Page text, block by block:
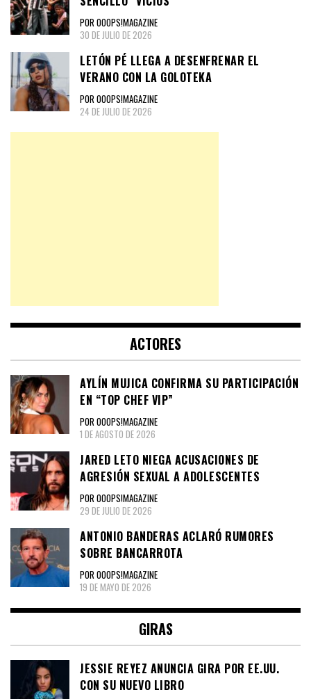
POR OOOPS!MAGAZINE
30 DE JULIO DE 2026
LETÓN PÉ LLEGA A DESENFRENAR EL
VERANO CON LA GOLOTEKA
POR OOOPS!MAGAZINE
24 DE JULIO DE 2026
ACTORES
AYLÍN MUJICA CONFIRMA SU PARTICIPACIÓN
EN “TOP CHEF VIP”
POR OOOPS!MAGAZINE
1 DE AGOSTO DE 2026
JARED LETO NIEGA ACUSACIONES DE
AGRESIÓN SEXUAL A ADOLESCENTES
POR OOOPS!MAGAZINE
29 DE JULIO DE 2026
ANTONIO BANDERAS ACLARÓ RUMORES
SOBRE BANCARROTA
POR OOOPS!MAGAZINE
19 DE MAYO DE 2026
GIRAS
JESSIE REYEZ ANUNCIA GIRA POR EE.UU.
CON SU NUEVO LIBRO